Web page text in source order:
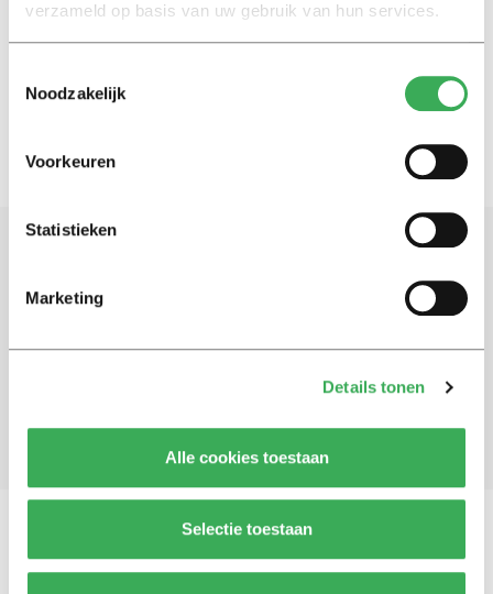
verzameld op basis van uw gebruik van hun services.
Noodzakelijk
Voorkeuren
Statistieken
Marketing
Details tonen
Alle cookies toestaan
Selectie toestaan
Paula: ‘Door long covid ben ik
tot steeds minder in staat’
Blijf op de hoogte. Meld je aan voor de nieuwsbrief van
Vragen, opmerkingen of tips?Neem contact met